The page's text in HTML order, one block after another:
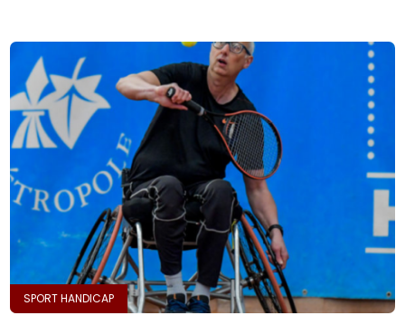
SPORT HANDICAP